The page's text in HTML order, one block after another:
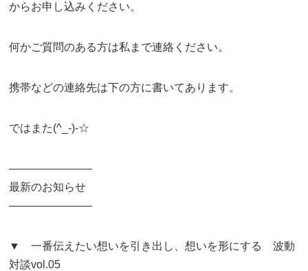
からお申し込みください。
何かご質問のある方は私まで連絡ください。
携帯などの連絡先は下の方に書いてあります。
ではまた(^_-)-☆
———————–
最新のお知らせ
———————–
▼ 一番伝えたい想いを引き出し、想いを形にする 波動
対談vol.05